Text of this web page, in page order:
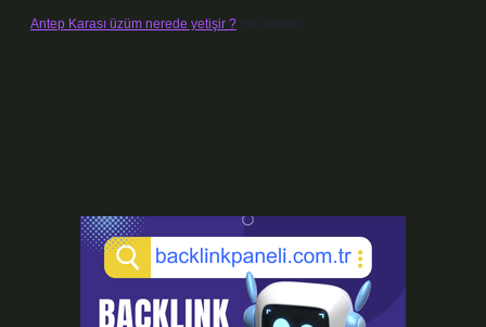
Antep Karası üzüm nerede yetişir ? için admin